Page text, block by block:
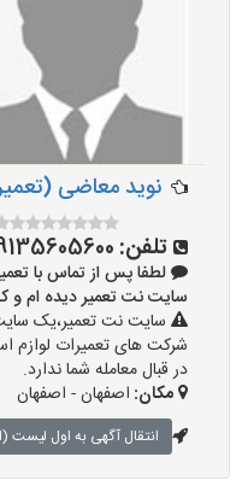
نوید معاضی
تلفن:
لطفا پس از تماس با
سایت نت تعمیر دیده ام و کد «تعمیرکار-
سایت نت تعمیر،یک
شرکت های تعمیرات لوازم
در قبال معامله شما ندارد.
مکان: اصفهان - اصفهان
انتقال آگهی به اول لیست